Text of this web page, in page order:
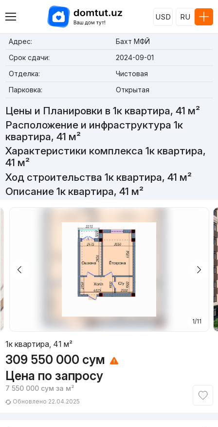
USD RU
Адрес:
Бахт МФЙ
Срок сдачи:
2024-09-01
Отделка:
Чистовая
Парковка:
Открытая
Цены и Планировки в 1к квартира, 41 м²
Расположение и инфраструктура 1к
квартира, 41 м²
Характеристики комплекса 1к квартира,
41 м²
Ход строительства 1к квартира, 41 м²
Описание 1к квартира, 41 м²
1/11
1к квартира, 41 м²
309 550 000 сум
Цена по запросу
7 550 000 сум за м²
Обновлено 22.04.2025